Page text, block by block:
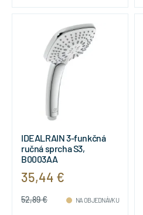
IDEALRAIN 3-funkčná
ručná sprcha S3,
B0003AA
35,44 €
52,89 € NA OBJEDNÁVKU